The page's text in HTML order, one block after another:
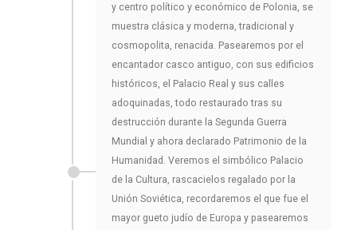
y centro político y económico de Polonia, se
muestra clásica y moderna, tradicional y
cosmopolita, renacida. Pasearemos por el
encantador casco antiguo, con sus edificios
históricos, el Palacio Real y sus calles
adoquinadas, todo restaurado tras su
destrucción durante la Segunda Guerra
Mundial y ahora declarado Patrimonio de la
Humanidad. Veremos el simbólico Palacio
de la Cultura, rascacielos regalado por la
Unión Soviética, recordaremos el que fue el
mayor gueto judío de Europa y pasearemos